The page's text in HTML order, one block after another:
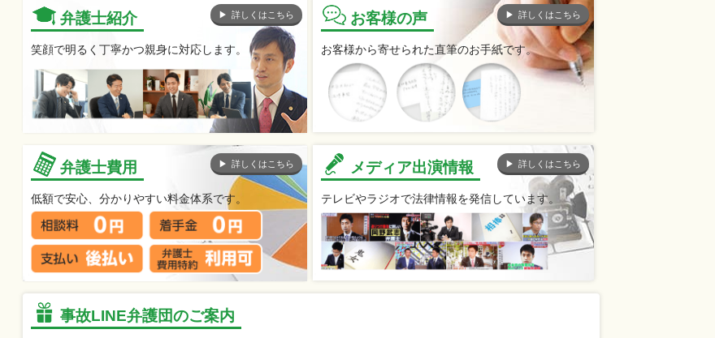
弁護士紹介 詳しくはこちら
笑顔で明るく丁寧かつ親身に対応します。
お客様の声 詳しくはこちら
お客様から寄せられた直筆のお手紙です。
弁護士費用 詳しくはこちら
低額で安心、分かりやすい料金体系です。
メディア出演情報 詳しくはこちら
テレビやラジオで法律情報を発信しています。
事故LINE弁護団のご案内